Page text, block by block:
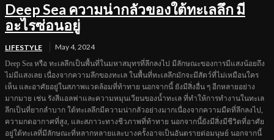
Deep Sea ความน่ากลัวของใต้ทะเลลึก มี
อะไรซ่อนอยู่
LIFESTYLE May 4, 2024
Deep Sea หรือ ทะเลลึกเป็นพื้นที่ในมหาสมุทรที่ลึกลงไป มีลักษณะของการมีแสงน้อยถึง
ไม่มีแสงเลย เนื่องจากความลึกของทะเล ในพื้นที่ทะเลลึกมักจะมีสัตว์ที่ไม่เหมือนใคร
เห็น และอาศัยอยู่ในสภาพแวดล้อมที่ท้าทาย นอกจากนี้ ยังมีสิ่งอื่น ๆ อีกหลายอย่าง
มากมาย เช่น รังสีแอลฟาและความหมุนเวียนของน้ำทะเล ที่ทำให้การทำงานในทะเล
ลึกเป็นที่ยากลำบาก ใต้ทะเลลึกมีความน่ากลัวอย่างมากเนื่องจากความมืดที่ลึกลงไป,
ความกดอากาศที่สูง, และสภาวะทางชีวภาพที่ท้าทาย นอกจากนี้ยังมีสิ่งมีชีวิตที่อาศัย
อยู่ใต้ทะเลที่มีลักษณะที่หลากหลายและบางครั้งอาจเป็นอันตรายต่อมนุษย์ นอกจากนี้